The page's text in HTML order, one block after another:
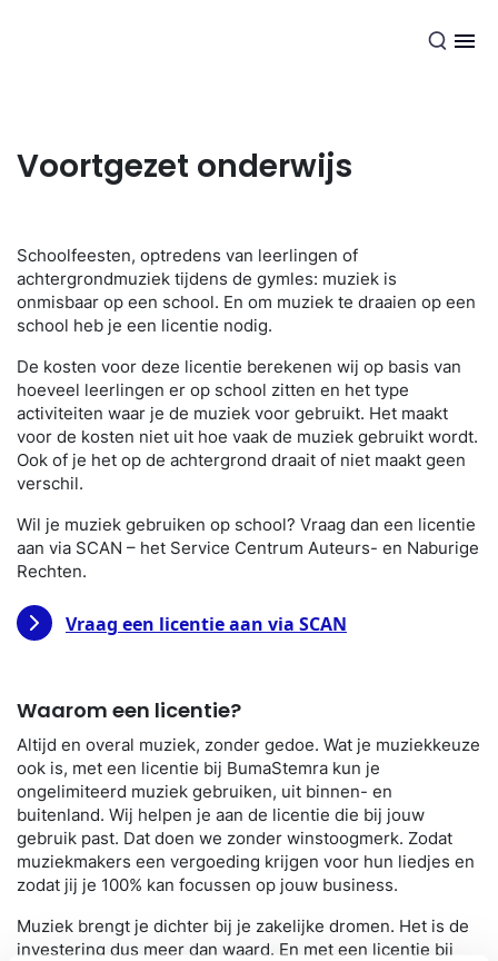
Voortgezet onderwijs
Schoolfeesten, optredens van leerlingen of
achtergrondmuziek tijdens de gymles: muziek is
onmisbaar op een school. En om muziek te draaien op een
school heb je een licentie nodig.
De kosten voor deze licentie berekenen wij op basis van
hoeveel leerlingen er op school zitten en het type
activiteiten waar je de muziek voor gebruikt. Het maakt
voor de kosten niet uit hoe vaak de muziek gebruikt wordt.
Ook of je het op de achtergrond draait of niet maakt geen
verschil.
Wil je muziek gebruiken op school? Vraag dan een licentie
aan via SCAN – het Service Centrum Auteurs- en Naburige
Rechten.
Vraag een licentie aan via SCAN
Waarom een licentie?
Altijd en overal muziek, zonder gedoe. Wat je muziekkeuze
ook is, met een licentie bij BumaStemra kun je
ongelimiteerd muziek gebruiken, uit binnen- en
buitenland. Wij helpen je aan de licentie die bij jouw
gebruik past. Dat doen we zonder winstoogmerk. Zodat
muziekmakers een vergoeding krijgen voor hun liedjes en
zodat jij je 100% kan focussen op jouw business.
Muziek brengt je dichter bij je zakelijke dromen. Het is de
investering dus meer dan waard. En met een licentie bij